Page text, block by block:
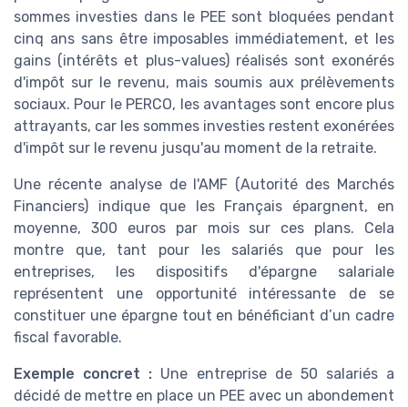
sommes investies dans le PEE sont bloquées pendant
cinq ans sans être imposables immédiatement, et les
gains (intérêts et plus-values) réalisés sont exonérés
d'impôt sur le revenu, mais soumis aux prélèvements
sociaux. Pour le PERCO, les avantages sont encore plus
attrayants, car les sommes investies restent exonérées
d'impôt sur le revenu jusqu'au moment de la retraite.
Une récente analyse de l'AMF (Autorité des Marchés
Financiers) indique que les Français épargnent, en
moyenne, 300 euros par mois sur ces plans. Cela
montre que, tant pour les salariés que pour les
entreprises, les dispositifs d'épargne salariale
représentent une opportunité intéressante de se
constituer une épargne tout en bénéficiant d’un cadre
fiscal favorable.
Exemple concret : Une entreprise de 50 salariés a
décidé de mettre en place un PEE avec un abondement